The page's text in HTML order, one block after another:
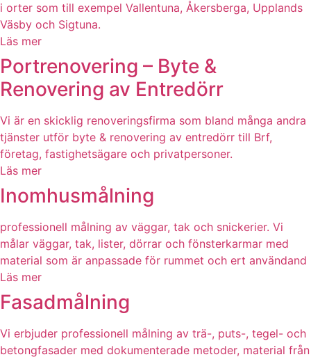
i orter som till exempel Vallentuna, Åkersberga, Upplands
Väsby och Sigtuna.
Läs mer
Portrenovering – Byte &
Renovering av Entredörr
Vi är en skicklig renoveringsfirma som bland många andra
tjänster utför byte & renovering av entredörr till Brf,
företag, fastighetsägare och privatpersoner.
Läs mer
Inomhusmålning
professionell målning av väggar, tak och snickerier. Vi
målar väggar, tak, lister, dörrar och fönsterkarmar med
material som är anpassade för rummet och ert användand
Läs mer
Fasadmålning
Vi erbjuder professionell målning av trä-, puts-, tegel- och
betongfasader med dokumenterade metoder, material från